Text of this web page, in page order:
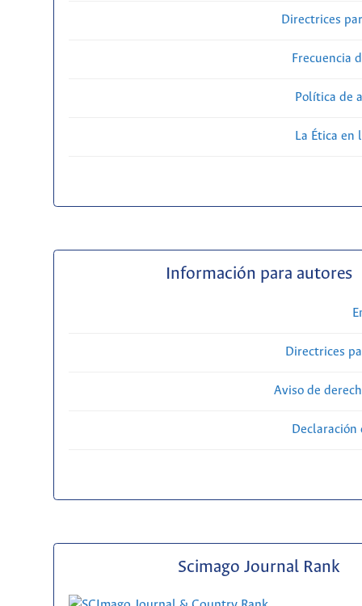
Directrices
Frecuencia
Política de
La Ética en
Información para autores
Directrices
Aviso de
Scimago Journal Rank